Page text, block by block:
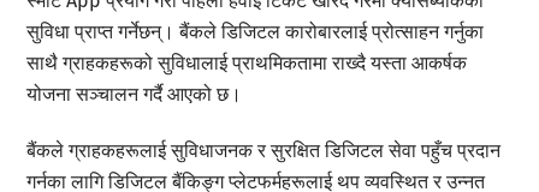
सुविधा प्राप्त गर्नेछन्। बैंकले डिजिटल कारोबारलाई प्रोत्साहन गर्नुका
साथै ग्राहकहरूको सुविधालाई प्राथमिकतामा राख्दै यस्ता आकर्षक
योजना सञ्चालन गर्दै आएको छ।
बैंकले ग्राहकहरूलाई सुविधाजनक र सुरक्षित डिजिटल सेवा पहुँच प्रदान
गर्नका लागि डिजिटल बैंकिङ्ग प्लेटफर्महरूलाई थप व्यवस्थित र उन्नत